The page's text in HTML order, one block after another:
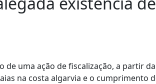
uma ação de fiscalização, a partir
na costa algarvia e o cumprimento